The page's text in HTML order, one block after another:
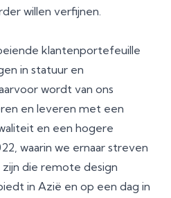
willen verfijnen.
klantenportefeuille
in statuur en
wordt van ons
en leveren met een
en een hogere
waarin we ernaar streven
die remote design
in Azië en op een dag in